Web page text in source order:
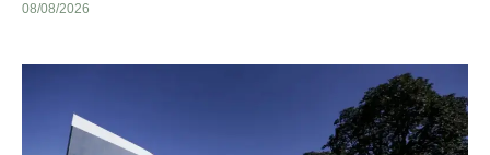
08/08/2026